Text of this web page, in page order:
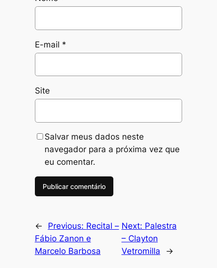
E-mail *
Site
Salvar meus dados neste
navegador para a próxima vez que
eu comentar.
← Previous: Recital –
Fábio Zanon e
Marcelo Barbosa
Next: Palestra
– Clayton
Vetromilla
→